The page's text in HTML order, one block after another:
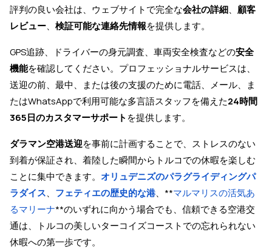
評判の良い会社は、ウェブサイトで完全な会社の詳細、 顧客
レビュー、 検証可能な連絡先情報を提供します。
GPS追跡、ドライバーの身元調査、車両安全検査などの安全
機能を確認してください。プロフェッショナルサービスは、
送迎の前、最中、または後の支援のために電話、メール、ま
たはWhatsAppで利用可能な多言語スタッフを備えた24時間
365日のカスタマーサポート を提供します。
ダラマン空港送迎を事前に計画することで、ストレスのない
到着が保証され、着陸した瞬間からトルコでの休暇を楽しむ
ことに集中できます。 オリュデニズのパラグライディングパ
ラダイス、 フェティエの歴史的な港、**マルマリスの活気あ
るマリーナ**のいずれに向かう場合でも、信頼できる空港交
通は、トルコの美しいターコイズコーストでの忘れられない
休暇への第一歩です。